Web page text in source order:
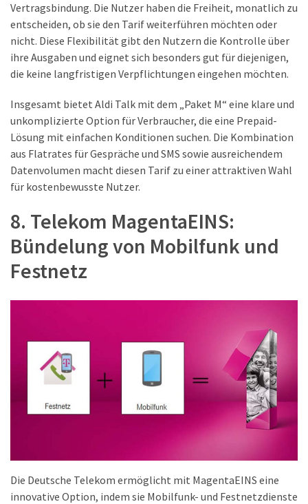
Vertragsbindung. Die Nutzer haben die Freiheit, monatlich zu
entscheiden, ob sie den Tarif weiterführen möchten oder
nicht. Diese Flexibilität gibt den Nutzern die Kontrolle über
ihre Ausgaben und eignet sich besonders gut für diejenigen,
die keine langfristigen Verpflichtungen eingehen möchten.
Insgesamt bietet Aldi Talk mit dem „Paket M“ eine klare und
unkomplizierte Option für Verbraucher, die eine Prepaid-
Lösung mit einfachen Konditionen suchen. Die Kombination
aus Flatrates für Gespräche und SMS sowie ausreichendem
Datenvolumen macht diesen Tarif zu einer attraktiven Wahl
für kostenbewusste Nutzer.
8. Telekom MagentaEINS:
Bündelung von Mobilfunk und
Festnetz
Die Deutsche Telekom ermöglicht mit MagentaEINS eine
innovative Option, indem sie Mobilfunk- und Festnetzdienste